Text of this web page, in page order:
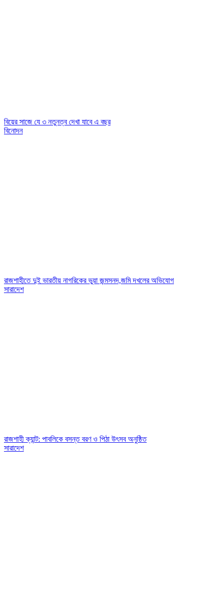
বিয়ের সাজে যে ৩ নতুনত্ব দেখা যাবে এ বছর
বিনোদন
রাজশাহীতে দুই ভারতীয় নাগরিকের ভুয়া জন্মসনদ,জমি দখলের অভিযোগ
সারাদেশ
রাজশাহী ক্যান্ট: পাবলিকে বসন্ত বরণ ও পিঠা উৎসব অনুষ্ঠিত
সারাদেশ